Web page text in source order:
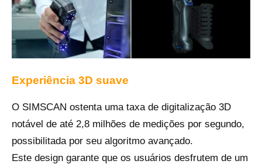
Experiência 3D suave
O SIMSCAN ostenta uma taxa de digitalização 3D
notável de até 2,8 milhões de medições por segundo,
possibilitada por seu algoritmo avançado.
Este design garante que os usuários desfrutem de um